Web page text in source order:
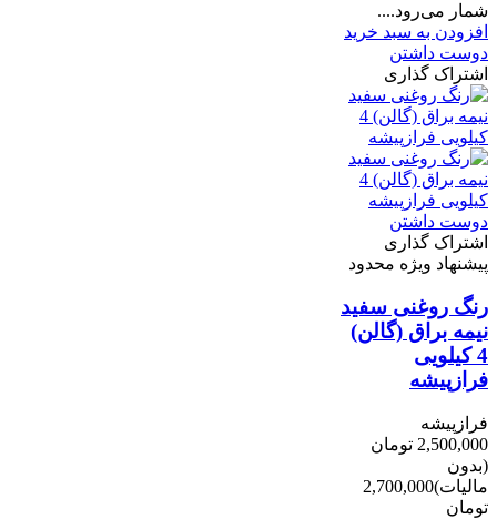
شمار می‌رود....
افزودن به سبد خرید
دوست داشتن
اشتراک گذاری
دوست داشتن
اشتراک گذاری
پیشنهاد ویژه محدود
رنگ روغنی سفید
نیمه براق (گالن)
4 کیلویی
فرازپیشه
فرازپیشه
2,500,000 تومان
(بدون
مالیات)2,700,000
تومان